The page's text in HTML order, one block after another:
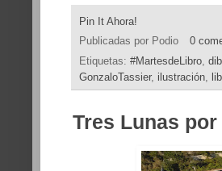
Pin It Ahora!
Publicadas por Podio
0
Etiquetas: #MartesdeLibro,
GonzaloTassier, ilustración,
Tres Lunas